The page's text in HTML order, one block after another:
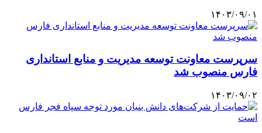
۱۴۰۳/۰۹/۰۱
سرپرست معاونت توسعه مدیریت و منابع استانداری
فارس منصوب شد
۱۴۰۳/۰۹/۰۲